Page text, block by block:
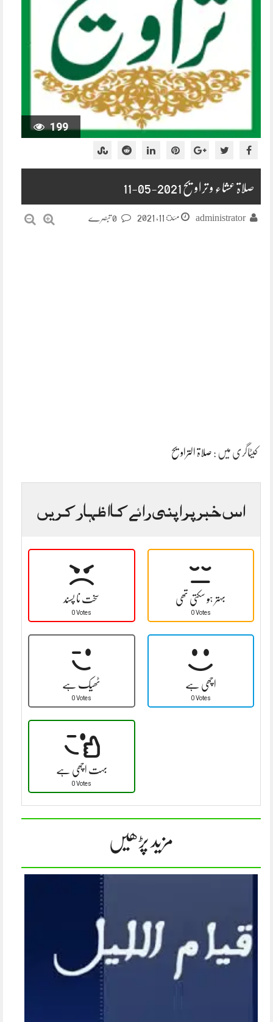
199
صلاۃ عشاء و تراویح 2021-05-11
administrator مئ 11, 2021
کیٹاگری میں : صلاۃ التراویح
اس خبر پر اپنی رائے کا اظہار کریں
سخت نا پسند
0 Votes
بہتر ہو سکتی تھی
0 Votes
ٹھیک ہے
0 Votes
اچھی ہے
0 Votes
بہت اچھی ہے
0 Votes
مزید پڑھیں